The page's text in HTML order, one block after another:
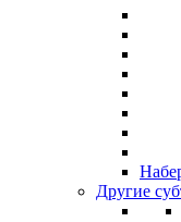
Другие